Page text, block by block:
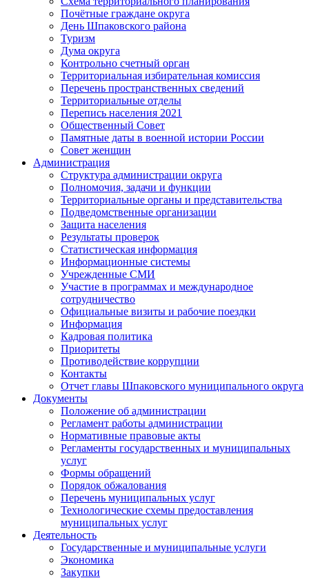
Почётные граждане округа
День Шпаковского района
Туризм
Дума округа
Контрольно счетный орган
Территориальная избирательная комиссия
Перечень пространственных сведений
Территориальные отделы
Перепись населения 2021
Общественный Совет
Памятные даты в военной истории России
Совет женщин
Администрация
Структура администрации округа
Полномочия, задачи и функции
Территориальные органы и представительства
Подведомственные организации
Защита населения
Результаты проверок
Статистическая информация
Информационные системы
Учрежденные СМИ
Участие в программах и международное
сотрудничество
Официальные визиты и рабочие поездки
Информация
Кадровая политика
Приоритеты
Противодействие коррупции
Контакты
Отчет главы Шпаковского муниципального округа
Документы
Положение об администрации
Регламент работы администрации
Нормативные правовые акты
Регламенты государственных и муниципальных
услуг
Формы обращений
Порядок обжалования
Перечень муниципальных услуг
Технологические схемы предоставления
муниципальных услуг
Деятельность
Государственные и муниципальные услуги
Экономика
Закупки